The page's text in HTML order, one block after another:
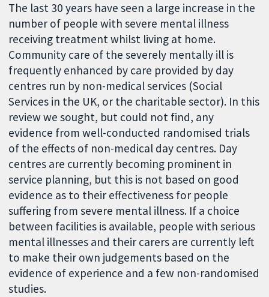
The last 30 years have seen a large increase in the
number of people with severe mental illness
receiving treatment whilst living at home.
Community care of the severely mentally ill is
frequently enhanced by care provided by day
centres run by non-medical services (Social
Services in the UK, or the charitable sector). In this
review we sought, but could not find, any
evidence from well-conducted randomised trials
of the effects of non-medical day centres. Day
centres are currently becoming prominent in
service planning, but this is not based on good
evidence as to their effectiveness for people
suffering from severe mental illness. If a choice
between facilities is available, people with serious
mental illnesses and their carers are currently left
to make their own judgements based on the
evidence of experience and a few non-randomised
studies.